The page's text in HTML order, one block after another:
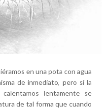
en una pota con agua
de inmediato, pero si la
lentamente se
de tal forma que cuando